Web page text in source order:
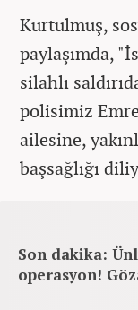
Kurtulmuş,
paylaşımda,
silahlı
polisimiz
ailesine,
başsağlığı
Son dakika:
operasyon!